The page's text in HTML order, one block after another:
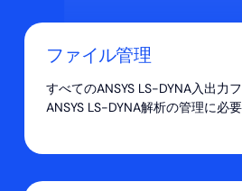
ファイル管理
すべてのANSYS LS-DYNA入出力
ANSYS LS-DYNA解析の管理に必